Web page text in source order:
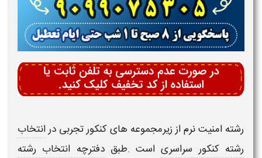
رشته امنیت نرماز زیرمجموعه های کنکور تجربی درانتخاب
رشته کنکور سراسریاست .طبقدفترچه انتخاب رشته